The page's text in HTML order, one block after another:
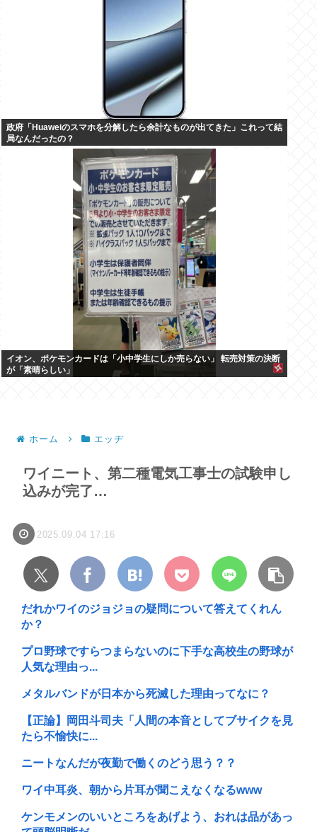
政府「Huaweiのスマホを分解したら余計なものが出てきた」これって結
局なんだったの？
イオン、ポケモンカードは「小中学生にしか売らない」 転売対策の決断
が「素晴らしい」
ホーム エッヂ
ワイニート、第二種電気工事士の試験申し
込みが完了…
2025.09.04 17:16
だれかワイのジョジョの疑問について答えてくれん
か？
プロ野球ですらつまらないのに下手な高校生の野球が
人気な理由っ...
メタルバンドが日本から死滅した理由ってなに？
【正論】岡田斗司夫「人間の本音としてブサイクを見
たら不愉快に...
ニートなんだが夜勤で働くのどう思う？？
ワイ中耳炎、朝から片耳が聞こえなくなるwww
ケンモメンのいいところをあげよう、おれは品があっ